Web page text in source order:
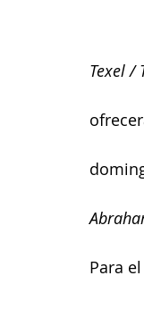
Texel /
Para